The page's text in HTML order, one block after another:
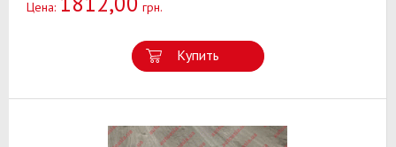
Цена: грн.
Купить